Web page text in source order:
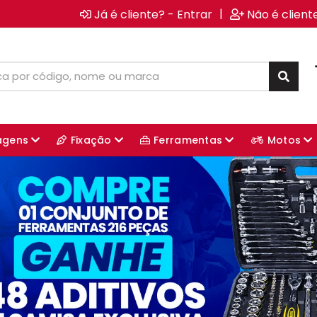
Já é cliente? - Entrar | Não é
Fixação Ferramentas Motos